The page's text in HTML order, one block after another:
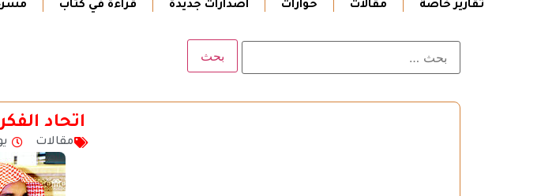
تقارير خاصة مقالات حوارات اصدارات جديدة قراءة في كتاب
اتحاد
مقالات